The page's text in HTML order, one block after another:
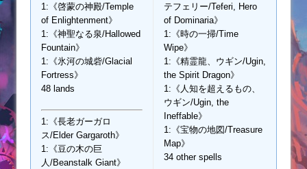
1:《啓蒙の神殿/Temple
of Enlightenment》
1:《神聖なる泉/Hallowed
Fountain》
1:《氷河の城砦/Glacial
Fortress》
48 lands
1:《長老ガーガロ
ス/Elder Gargaroth》
1:《豆の木の巨
人/Beanstalk Giant》
テフェリー/Teferi, Hero
of Dominaria》
1:《時の一掃/Time
Wipe》
1:《精霊龍、ウギン/Ugin,
the Spirit Dragon》
1:《人知を超えるもの、
ウギン/Ugin, the
Ineffable》
1:《宝物の地図/Treasure
Map》
34 other spells